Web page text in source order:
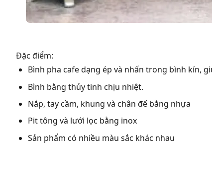
Đặc điểm:
Bình pha cafe dạng ép và nhấn trong bình kín,
Bình bằng thủy tinh chịu nhiệt.
Nắp, tay cầm, khung và chân đế bằng nhựa
Pit tông và lưới lọc bằng inox
Sản phẩm có nhiều màu sắc khác nhau